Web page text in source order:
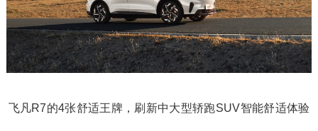
飞凡R7的4张舒适王牌，刷新中大型轿跑SUV智能舒适体验